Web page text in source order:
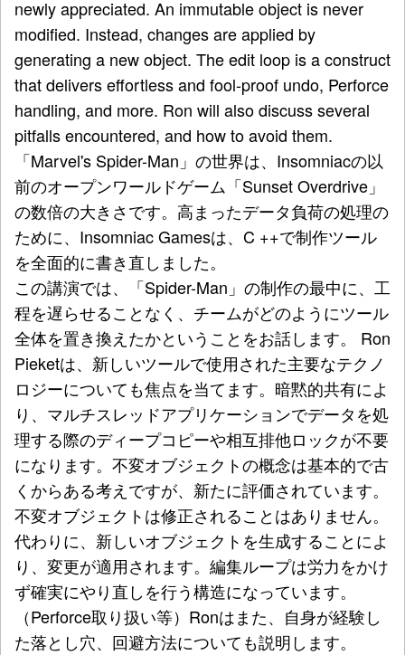
newly appreciated. An immutable object is never
modified. Instead, changes are applied by
generating a new object. The edit loop is a construct
that delivers effortless and fool-proof undo, Perforce
handling, and more. Ron will also discuss several
pitfalls encountered, and how to avoid them.
「Marvel's Spider-Man」の世界は、Insomniacの以
前のオープンワールドゲーム「Sunset Overdrive」
の数倍の大きさです。高まったデータ負荷の処理の
ために、Insomniac Gamesは、C ++で制作ツール
を全面的に書き直しました。
この講演では、「Spider-Man」の制作の最中に、工
程を遅らせることなく、チームがどのようにツール
全体を置き換えたかということをお話します。 Ron
Pieketは、新しいツールで使用された主要なテクノ
ロジーについても焦点を当てます。暗黙的共有によ
り、マルチスレッドアプリケーションでデータを処
理する際のディープコピーや相互排他ロックが不要
になります。不変オブジェクトの概念は基本的で古
くからある考えですが、新たに評価されています。
不変オブジェクトは修正されることはありません。
代わりに、新しいオブジェクトを生成することによ
り、変更が適用されます。編集ループは労力をかけ
ず確実にやり直しを行う構造になっています。
（Perforce取り扱い等）Ronはまた、自身が経験し
た落とし穴、回避方法についても説明します。